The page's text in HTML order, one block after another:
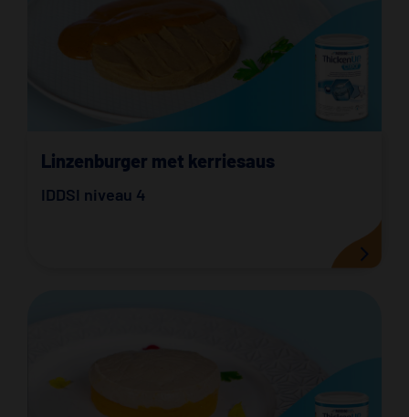
Linzenburger met kerriesaus
IDDSI niveau 4